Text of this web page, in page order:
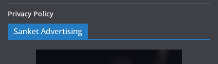
Privacy Policy
Sanket Advertising